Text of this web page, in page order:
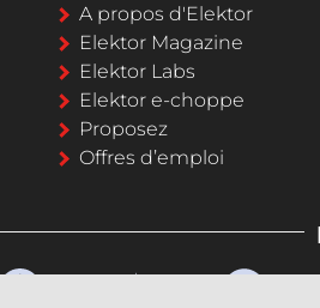
A propos d'Elektor
Elektor Magazine
Elektor Labs
Elektor e-choppe
Proposez
Offres d’emploi